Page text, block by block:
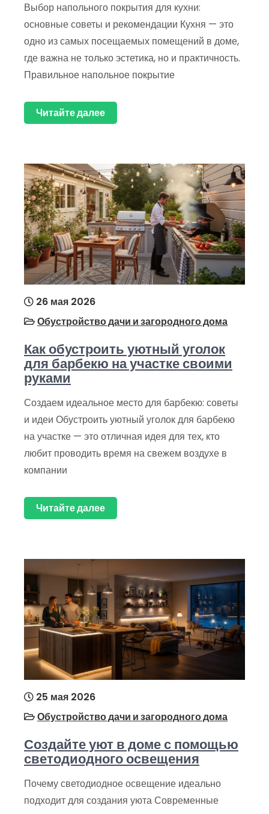
Выбор напольного покрытия для кухни:
основные советы и рекомендации Кухня — это
одно из самых посещаемых помещений в доме,
где важна не только эстетика, но и практичность.
Правильное напольное покрытие
Читайте далее
26 мая 2026
Обустройство дачи и загородного дома
Как обустроить уютный уголок
для барбекю на участке своими
руками
Создаем идеальное место для барбекю: советы
и идеи Обустроить уютный уголок для барбекю
на участке — это отличная идея для тех, кто
любит проводить время на свежем воздухе в
компании
Читайте далее
25 мая 2026
Обустройство дачи и загородного дома
Создайте уют в доме с помощью
светодиодного освещения
Почему светодиодное освещение идеально
подходит для создания уюта Современные